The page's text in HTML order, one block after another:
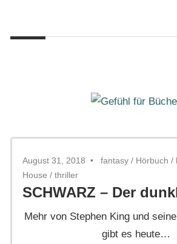
springen
Gefühl
für
August 31, 2018 fantasy / Hörbuch /
House / thriller
SCHWARZ – Der
Mehr von Stephen King und
gibt es heute…